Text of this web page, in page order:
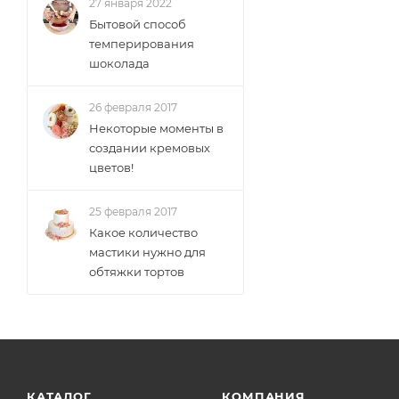
27 января 2022
Бытовой способ
темперирования
шоколада
26 февраля 2017
Некоторые моменты в
создании кремовых
цветов!
25 февраля 2017
Какое количество
мастики нужно для
обтяжки тортов